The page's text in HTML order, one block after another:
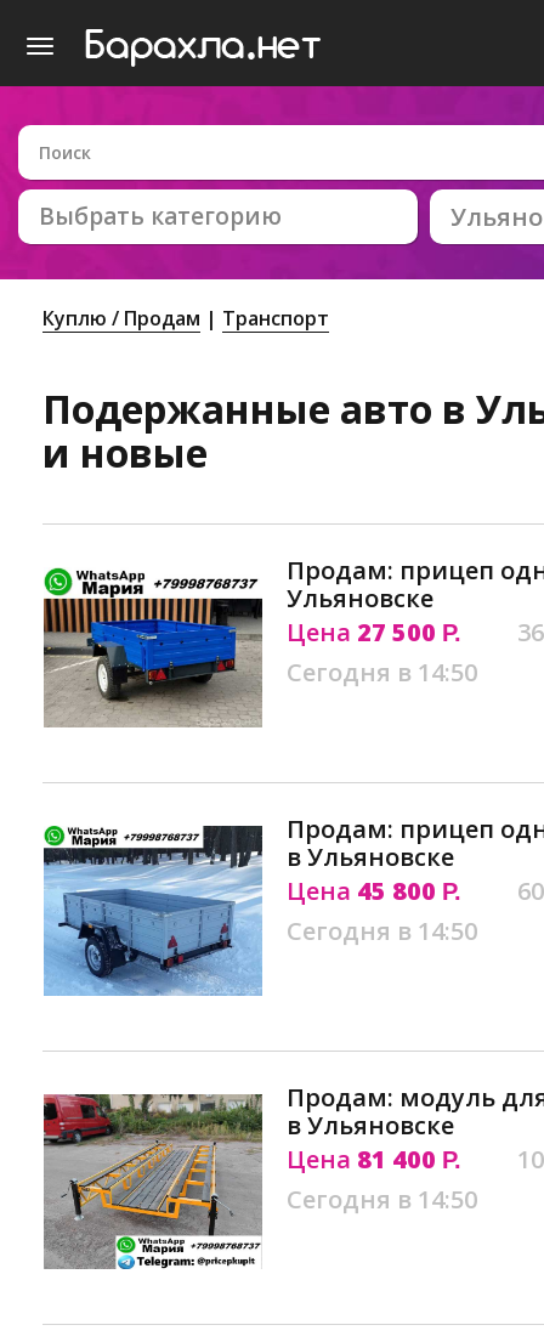
Выбрать категорию
Куплю / Продам Транспорт
Подержанные авто в
и новые
Продам: прицеп
Ульяновске
Цена 27 500 Р.
Сегодня в 14:50
Продам: прицеп
в Ульяновске
Цена 45 800 Р.
Сегодня в 14:50
Продам: модуль
в Ульяновске
Цена 81 400 Р.
Сегодня в 14:50